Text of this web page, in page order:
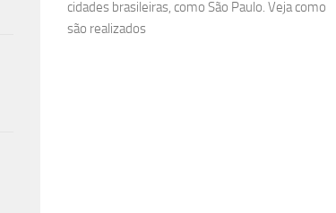
cidades brasileiras, como São Paulo. Veja como
são realizados